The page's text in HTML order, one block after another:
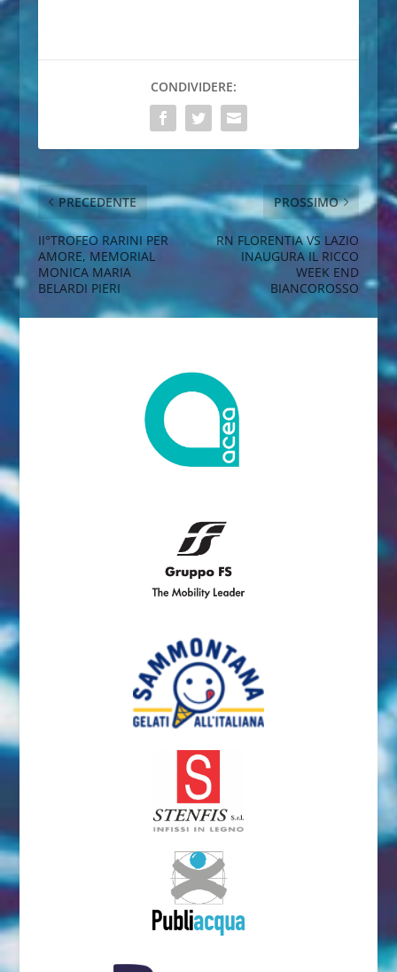
CONDIVIDERE:
PRECEDENTE
II°TROFEO RARINI PER
AMORE, MEMORIAL
MONICA MARIA
BELARDI PIERI
PROSSIMO
RN FLORENTIA VS LAZIO
INAUGURA IL RICCO
WEEK END
BIANCOROSSO